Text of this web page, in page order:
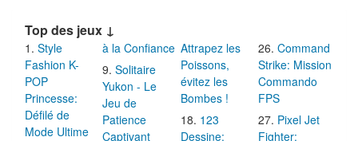
Top des jeux ↓
Style
Fashion K-
POP
Princesse:
Défilé de
Mode Ultime
à la Confiance
Solitaire
Yukon - Le
Jeu de
Patience
Captivant
Attrapez les
Poissons,
évitez les
Bombes !
123
Dessine:
Command
Strike: Mission
Commando
FPS
Pixel Jet
Fighter: